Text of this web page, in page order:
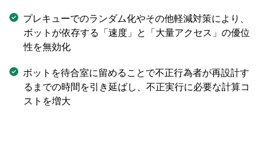
プレキューでのランダム化やその他軽減対策により、
ボットが依存する「速度」と「大量アクセス」の優位
性を無効化
ボットを待合室に留めることで不正行為者が再設計す
るまでの時間を引き延ばし、不正実行に必要な計算コ
ストを増大